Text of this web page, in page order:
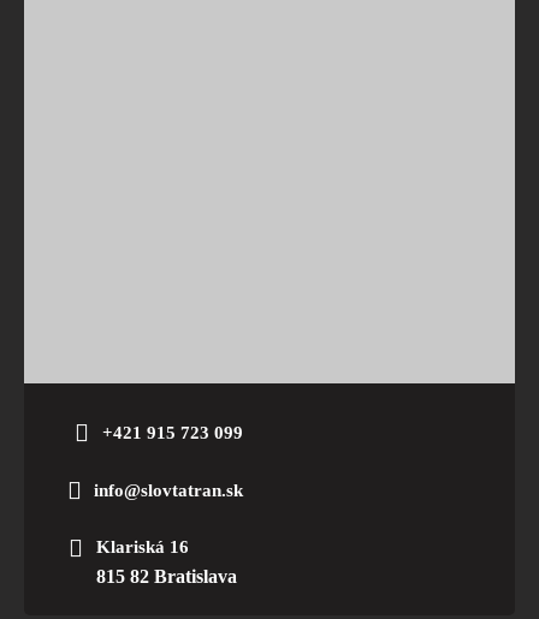
+421 915 723 099
info@slovtatran.sk
Klariská 16
815 82 Bratislava